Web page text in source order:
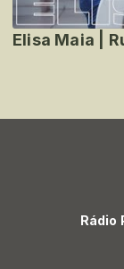
Elisa Maia |
Rádio